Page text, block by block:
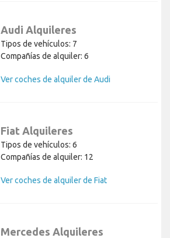
Audi Alquileres
Tipos de vehículos: 7
Compañías de alquiler: 6
Ver coches de alquiler de Audi
Fiat Alquileres
Tipos de vehículos: 6
Compañías de alquiler: 12
Ver coches de alquiler de Fiat
Mercedes Alquileres